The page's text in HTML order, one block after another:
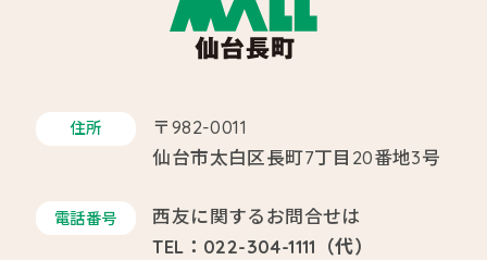
住所
〒982-0011
仙台市太白区長町7丁目20番地3号
電話番号
西友に関するお問合せは
TEL：022-304-1111（代）